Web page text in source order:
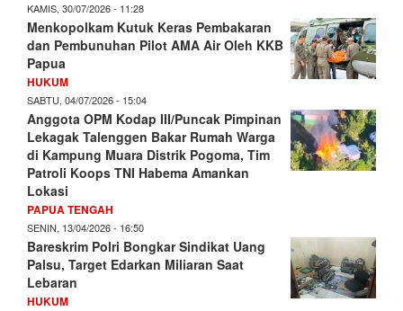
KAMIS, 30/07/2026 - 11:28
Menkopolkam Kutuk Keras Pembakaran
dan Pembunuhan Pilot AMA Air Oleh KKB
Papua
HUKUM
SABTU, 04/07/2026 - 15:04
Anggota OPM Kodap III/Puncak Pimpinan
Lekagak Talenggen Bakar Rumah Warga
di Kampung Muara Distrik Pogoma, Tim
Patroli Koops TNI Habema Amankan
Lokasi
PAPUA TENGAH
SENIN, 13/04/2026 - 16:50
Bareskrim Polri Bongkar Sindikat Uang
Palsu, Target Edarkan Miliaran Saat
Lebaran
HUKUM